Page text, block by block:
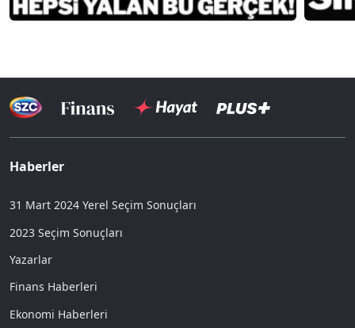
Haberler
31 Mart 2024 Yerel Seçim Sonuçları
2023 Seçim Sonuçları
Yazarlar
Finans Haberleri
Ekonomi Haberleri